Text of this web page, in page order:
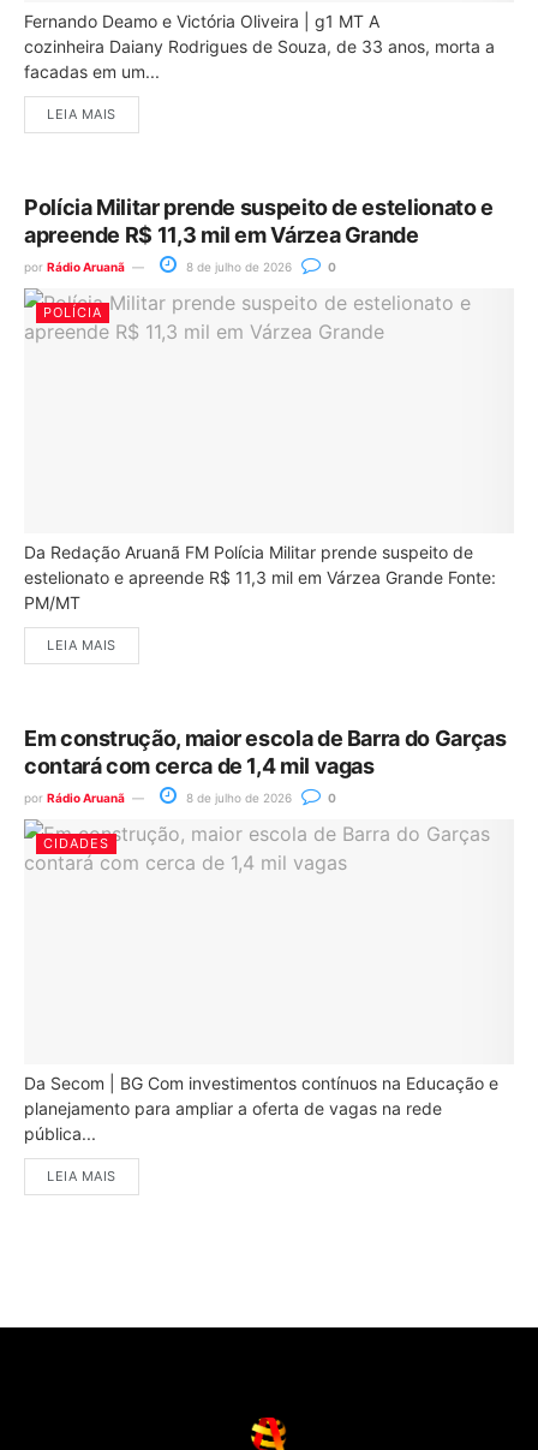
Fernando Deamo e Victória Oliveira | g1 MT A
cozinheira Daiany Rodrigues de Souza, de 33 anos, morta a
facadas em um...
LEIA MAIS
Polícia Militar prende suspeito de estelionato e
apreende R$ 11,3 mil em Várzea Grande
por Rádio Aruanã 8 de julho de 2026 0
POLÍCIA
Da Redação Aruanã FM Polícia Militar prende suspeito de
estelionato e apreende R$ 11,3 mil em Várzea Grande Fonte:
PM/MT
LEIA MAIS
Em construção, maior escola de Barra do Garças
contará com cerca de 1,4 mil vagas
por Rádio Aruanã 8 de julho de 2026 0
CIDADES
Da Secom | BG Com investimentos contínuos na Educação e
planejamento para ampliar a oferta de vagas na rede
pública...
LEIA MAIS